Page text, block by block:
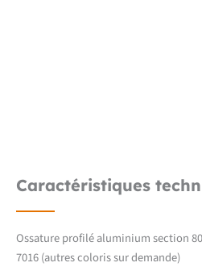
Caractéristiques
Ossature profilé aluminium section
7016 (autres coloris sur demande)